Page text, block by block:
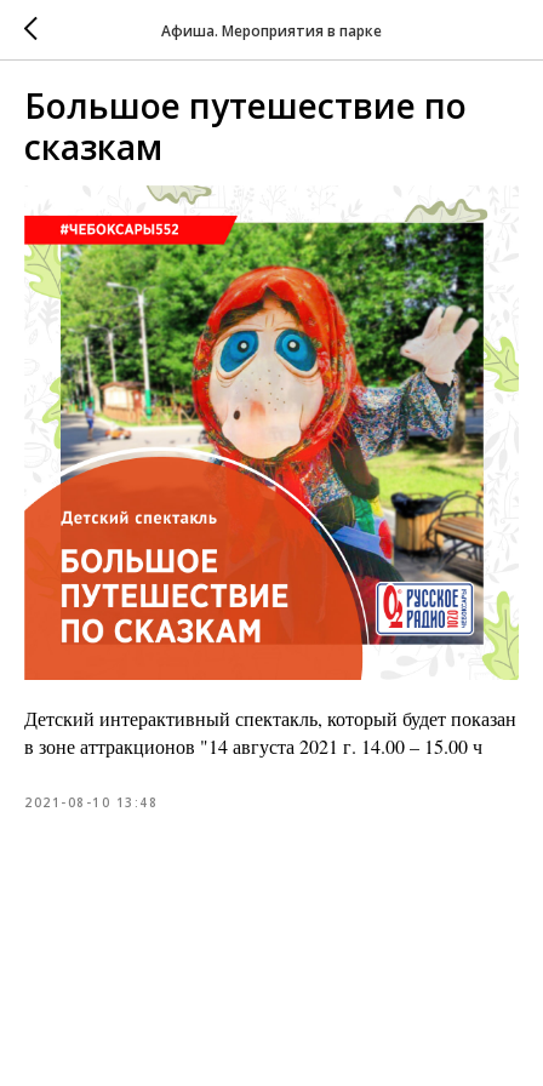
Афиша. Мероприятия в парке
Большое путешествие по
сказкам
Детский интерактивный спектакль, который будет показан
в зоне аттракционов "14 августа 2021 г. 14.00 – 15.00 ч
2021-08-10 13:48